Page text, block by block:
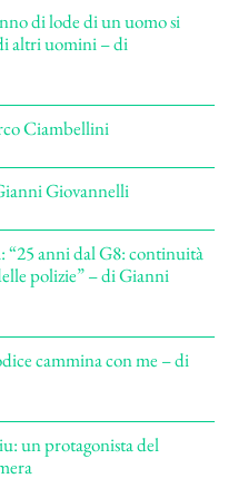
di lode di un uomo si
altri uomini – di
Ciambellini
Giovannelli
“25 anni dal G8: continuità
polizie” – di Gianni
cammina con me – di
un protagonista del